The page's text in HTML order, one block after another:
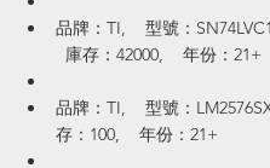
品牌：TI,    型號：
  庫存：42000,    年份：21+
品牌：TI,    型號：
存：100,    年份：21+